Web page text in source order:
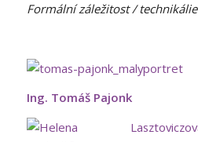
Formální záležitost / technikálie
Ing. Tomáš Pajonk